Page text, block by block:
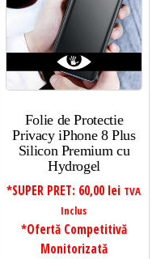
Folie de Protectie
Privacy iPhone 8 Plus
Silicon Premium cu
Hydrogel
*SUPER PRET: 60,00 lei TVA
Inclus
*Ofertă Competitivă
Monitorizată